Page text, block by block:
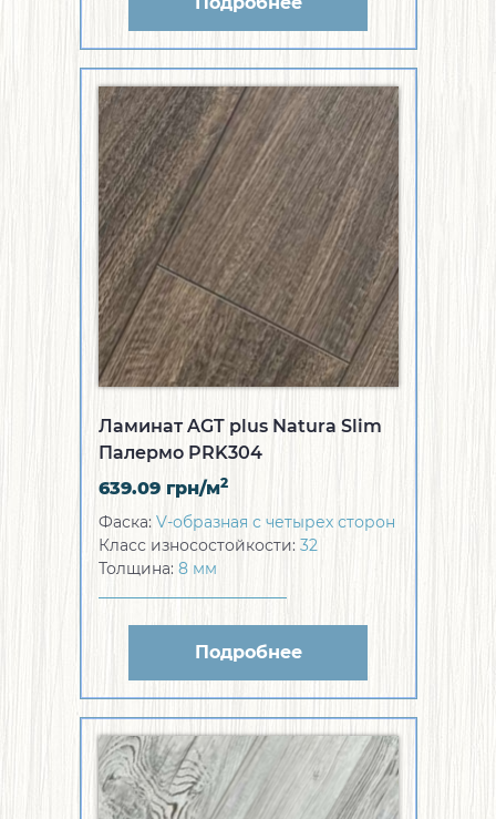
Ламинат AGT plus Natura Slim
Палермо PRK304
639.09 грн/м2
Фаска: V-образная с четырех сторон
Класс износостойкости: 32
Толщина: 8 мм
Подробнее